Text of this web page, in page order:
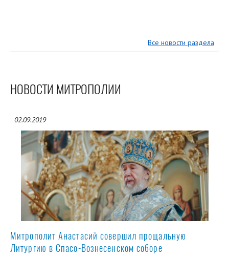
Все новости раздела
НОВОСТИ МИТРОПОЛИИ
02.09.2019
Митрополит Анастасий совершил прощальную
Литургию в Спасо-Вознесенском соборе